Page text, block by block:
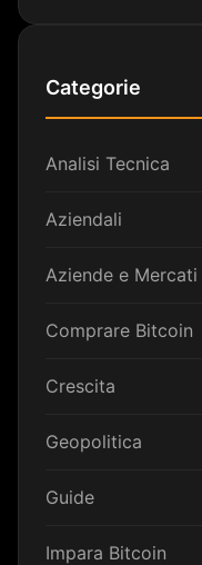
Categorie
Analisi Tecnica
Aziendali
Aziende e Mercati
Comprare Bitcoin
Crescita
Geopolitica
Guide
Impara Bitcoin